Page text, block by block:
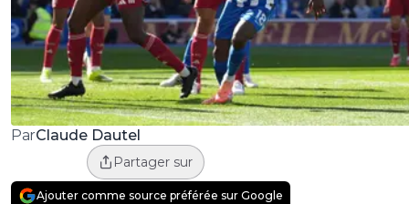
ParClaude Dautel
Partager sur
Ajouter comme source préférée sur Google